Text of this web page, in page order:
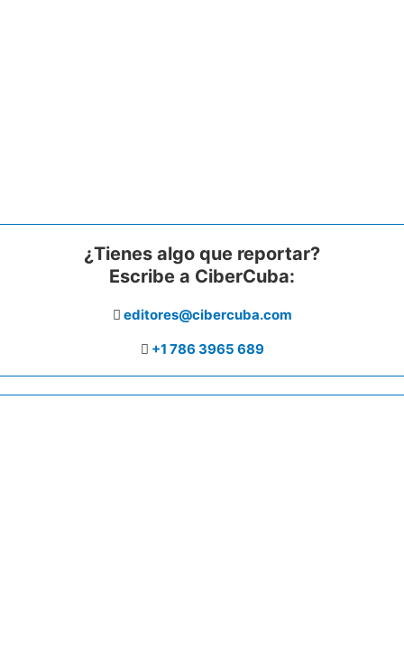
¿Tienes algo que reportar?
Escribe a CiberCuba:
editores@cibercuba.com
+1 786 3965 689